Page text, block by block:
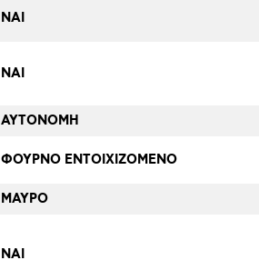
ΝΑΙ
ΝΑΙ
ΑΥΤΟΝΟΜΗ
ΦΟΥΡΝΟ ΕΝΤΟΙΧΙΖΟΜΕΝΟ
ΜΑΥΡΟ
ΝΑΙ